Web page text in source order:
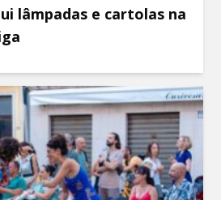
lâmpadas e cartolas na